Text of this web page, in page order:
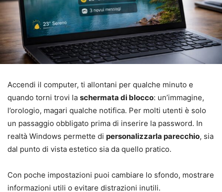
Accendi il computer, ti allontani per qualche minuto e
quando torni trovi la schermata di blocco: un’immagine,
l’orologio, magari qualche notifica. Per molti utenti è solo
un passaggio obbligato prima di inserire la password. In
realtà Windows permette di personalizzarla parecchio, sia
dal punto di vista estetico sia da quello pratico.
Con poche impostazioni puoi cambiare lo sfondo, mostrare
informazioni utili o evitare distrazioni inutili.